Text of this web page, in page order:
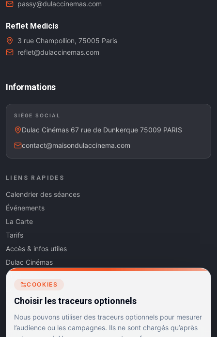
passy@dulaccinemas.com
Reflet Medicis
3 rue Champollion, 75005 Paris
reflet@dulaccinemas.com
Informations
SIÈGE SOCIAL
Dulac Cinémas 67 rue de Dunkerque 75009 PARIS
contact@maisondulaccinema.com
LIENS RAPIDES
Calendrier des séances
Événements
La Carte
Tarifs
Accès & infos utiles
Dulac Cinémas
Cinéma5
Les Dits de l'Art
Contact
COOKIES
Choisir les traceurs optionnels
Nous pouvons utiliser des traceurs optionnels pour mesurer
l’audience ou les campagnes. Ils ne sont chargés qu’après